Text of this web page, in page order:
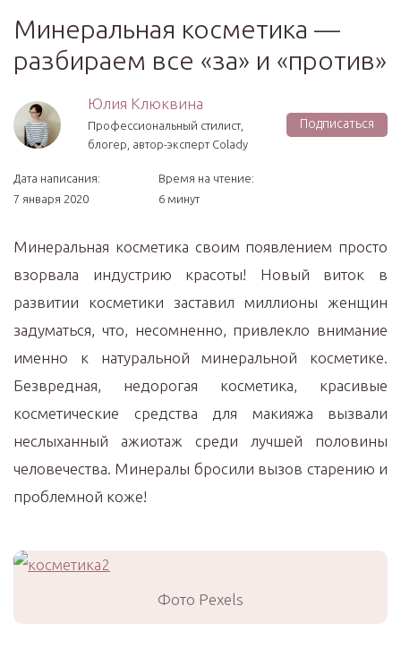
Минеральная косметика —
разбираем все «за» и «против»
Юлия Клюквина
Профессиональный стилист,
блогер, автор-эксперт Colady
Подписаться
Дата написания:
7 января 2020
Время на чтение:
6 минут
Минеральная косметика своим появлением просто
взорвала индустрию красоты! Новый виток в
развитии косметики заставил миллионы женщин
задуматься, что, несомненно, привлекло внимание
именно к натуральной минеральной косметике.
Безвредная, недорогая косметика, красивые
косметические средства для макияжа вызвали
неслыханный ажиотаж среди лучшей половины
человечества. Минералы бросили вызов старению и
проблемной коже!
Фото Pexels